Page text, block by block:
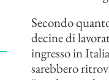
Secondo
decine di
ingresso in
sarebbero